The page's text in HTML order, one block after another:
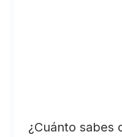
¿Cuánto sabes